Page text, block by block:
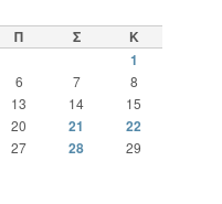
Π Σ
Κ
1
6 7 8
13 14
15
20 21 22
27 28 29